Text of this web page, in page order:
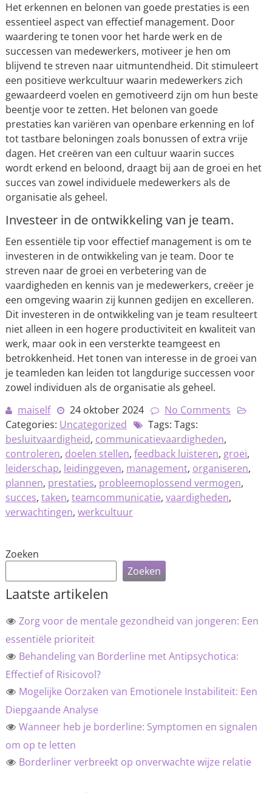
Het erkennen en belonen van goede prestaties is een
essentieel aspect van effectief management. Door
waardering te tonen voor het harde werk en de
successen van medewerkers, motiveer je hen om
blijvend te streven naar uitmuntendheid. Dit stimuleert
een positieve werkcultuur waarin medewerkers zich
gewaardeerd voelen en gemotiveerd zijn om hun beste
beentje voor te zetten. Het belonen van goede
prestaties kan variëren van openbare erkenning en lof
tot tastbare beloningen zoals bonussen of extra vrije
dagen. Het creëren van een cultuur waarin succes
wordt erkend en beloond, draagt bij aan de groei en het
succes van zowel individuele medewerkers als de
organisatie als geheel.
Investeer in de ontwikkeling van je team.
Een essentiële tip voor effectief management is om te
investeren in de ontwikkeling van je team. Door te
streven naar de groei en verbetering van de
vaardigheden en kennis van je medewerkers, creëer je
een omgeving waarin zij kunnen gedijen en excelleren.
Dit investeren in de ontwikkeling van je team resulteert
niet alleen in een hogere productiviteit en kwaliteit van
werk, maar ook in een versterkte teamgeest en
betrokkenheid. Het tonen van interesse in de groei van
je teamleden kan leiden tot langdurige successen voor
zowel individuen als de organisatie als geheel.
maiself
24 oktober 2024
No Comments
Categories: Uncategorized
Tags: Tags:
besluitvaardigheid, communicatievaardigheden,
controleren, doelen stellen, feedback luisteren, groei,
leiderschap, leidinggeven, management, organiseren,
plannen, prestaties, probleemoplossend vermogen,
succes, taken, teamcommunicatie, vaardigheden,
verwachtingen, werkcultuur
Zoeken
Zoeken
Laatste artikelen
Zorg voor de mentale gezondheid van jongeren: Een
essentiële prioriteit
Behandeling van Borderline met Antipsychotica:
Effectief of Risicovol?
Mogelijke Oorzaken van Emotionele Instabiliteit: Een
Diepgaande Analyse
Wanneer heb je borderline: Symptomen en signalen
om op te letten
Borderliner verbreekt op onverwachte wijze relatie